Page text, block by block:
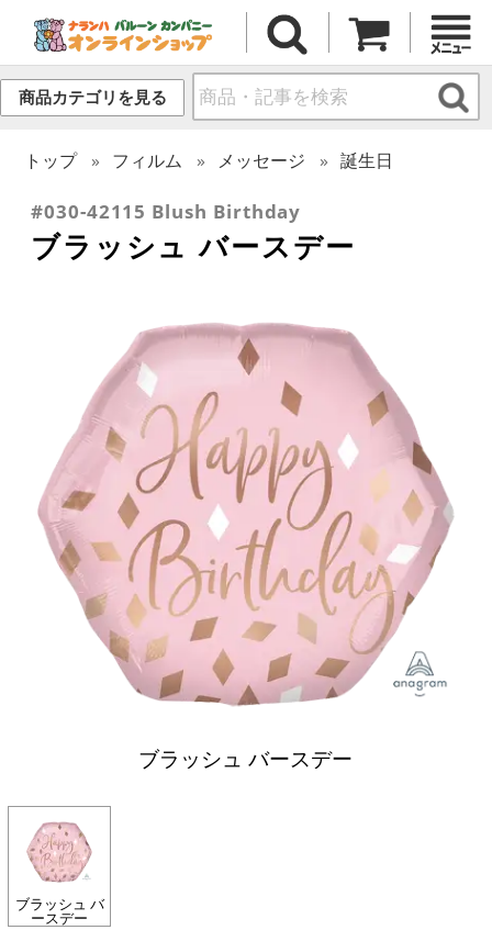
商品カテゴリを見る
トップ フィルム メッセージ 誕生日
#030-42115 Blush Birthday
ブラッシュ バースデー
ブラッシュ バースデー
ブラッシュ バ
ースデー